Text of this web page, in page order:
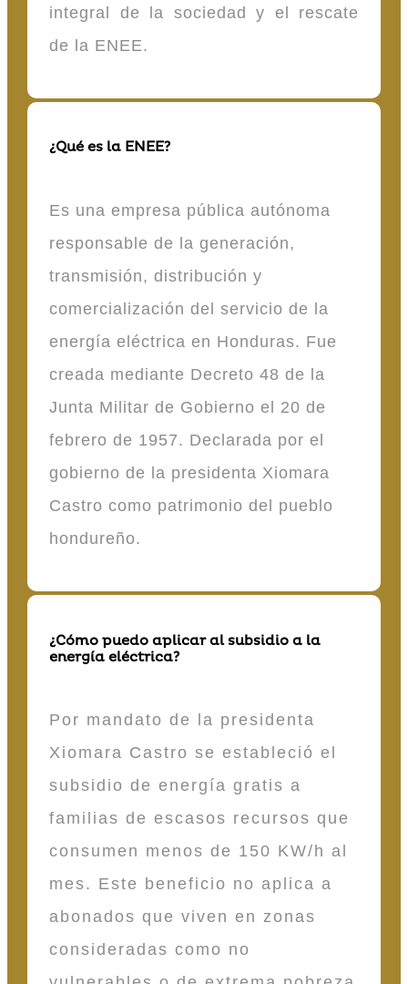
integral de la sociedad y el rescate
de la ENEE.
¿Qué es la ENEE?
Es una empresa pública autónoma
responsable de la generación,
transmisión, distribución y
comercialización del servicio de la
energía eléctrica en Honduras. Fue
creada mediante Decreto 48 de la
Junta Militar de Gobierno el 20 de
febrero de 1957. Declarada por el
gobierno de la presidenta Xiomara
Castro como patrimonio del pueblo
hondureño.
¿Cómo puedo aplicar al subsidio a la
energía eléctrica?
Por mandato de la presidenta
Xiomara Castro se estableció el
subsidio de energía gratis a
familias de escasos recursos que
consumen menos de 150 KW/h al
mes. Este beneficio no aplica a
abonados que viven en zonas
consideradas como no